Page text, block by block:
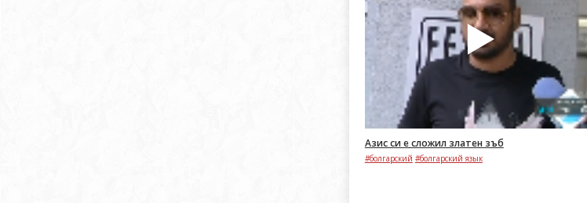
Азис си е сложил златен зъб
#болгарский #болгарский язык